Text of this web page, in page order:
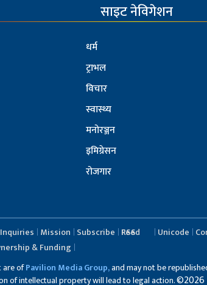
साइट नेविगेशन
धर्म
ट्राभल
विचार
स्वास्थ्य
मनोरञ्जन
इमिग्रेसन
रोजगार
Inquiries Mission Subscribe RSS Feed Unicode
& Funding
are ofPavilion Media Group,and may not be
of intellectual property will lead to legal action.©2026